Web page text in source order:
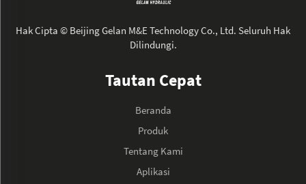
Hak Cipta © Beijing Gelan M&E Technology Co., Ltd. Seluruh Hak
Dilindungi.
Tautan Cepat
Beranda
Produk
Tentang Kami
Aplikasi